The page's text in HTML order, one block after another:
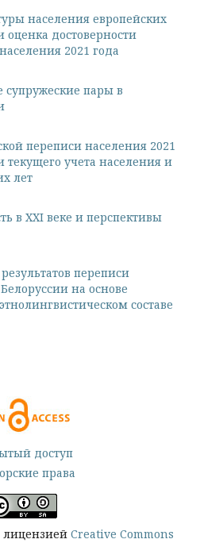
населения европейских
оценка достоверности
2021 года
пары в
переписи населения 2021
текущего учета населения и
лет
в XXI веке и перспективы
переписи
на основе
составе
доступ
права
лицензией Creative Commons